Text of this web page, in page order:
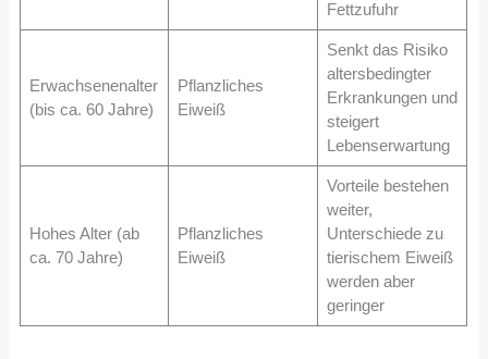
Fettzufuhr
Erwachsenenalter
(bis ca. 60 Jahre)
Pflanzliches
Eiweiß
Senkt das Risiko
altersbedingter
Erkrankungen und
steigert
Lebenserwartung
Hohes Alter (ab
ca. 70 Jahre)
Pflanzliches
Eiweiß
Vorteile bestehen
weiter,
Unterschiede zu
tierischem Eiweiß
werden aber
geringer